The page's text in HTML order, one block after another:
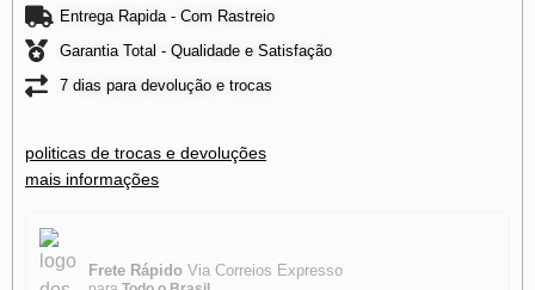
Entrega Rapida - Com Rastreio
Garantia Total - Qualidade e Satisfação
7 dias para devolução e trocas
politicas de trocas e devoluções
mais informações
Frete Rápido Via Correios Expresso